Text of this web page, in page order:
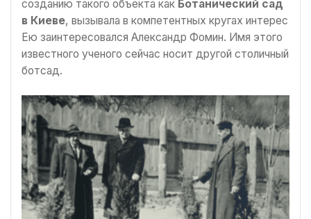
созданию такого объекта как Ботанический сад
в Киеве, вызывала в компетентных кругах интерес
Ею заинтересовался Александр Фомин. Имя этого
известного ученого сейчас носит другой столичный
ботсад.